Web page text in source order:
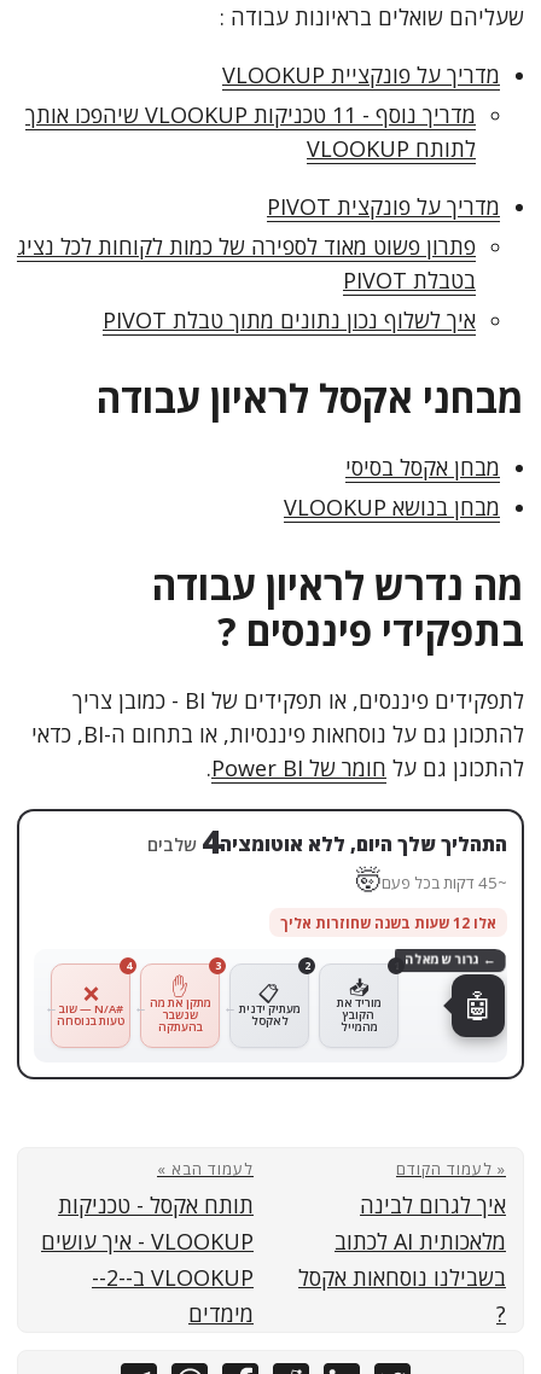
שעליהם שואלים בראיונות עבודה :
מדריך על פונקציית VLOOKUP
מדריך נוסף - 11 טכניקות VLOOKUP שיהפכו אותך
לתותח VLOOKUP
מדריך על פונקצית PIVOT
פתרון פשוט מאוד לספירה של כמות לקוחות לכל נציג
בטבלת PIVOT
איך לשלוף נכון נתונים מתוך טבלת PIVOT
מבחני אקסל לראיון עבודה
מבחן אקסל בסיסי
מבחן בנושא VLOOKUP
מה נדרש לראיון עבודה
בתפקידי פיננסים ?
לתפקידים פיננסים, או תפקידים של BI - כמובן צריך
להתכונן גם על נוסחאות פיננסיות, או בתחום ה-BI, כדאי
להתכונן גם על חומר של Power BI .
התהליך שלך היום, ללא אוטומציה4 שלבים
~45 דקות בכל פעם 🤯
אלו 12 שעות בשנה שחוזרות אליך
4
❌
#N/A — שוב
טעות בנוסחה
3
✋
מתקן את מה
שנשבר
בהעתקה
2
📋
מעתיק ידנית
לאקסל
1
📥
מוריד את
הקובץ
מהמייל
← גרור שמאלה
🤖
« לעמוד הקודם
איך לגרום לבינה
מלאכותית AI לכתוב
בשבילנו נוסחאות אקסל
?
לעמוד הבא »
תותח אקסל - טכניקות
VLOOKUP - איך עושים
VLOOKUP ב--2--
מימדים